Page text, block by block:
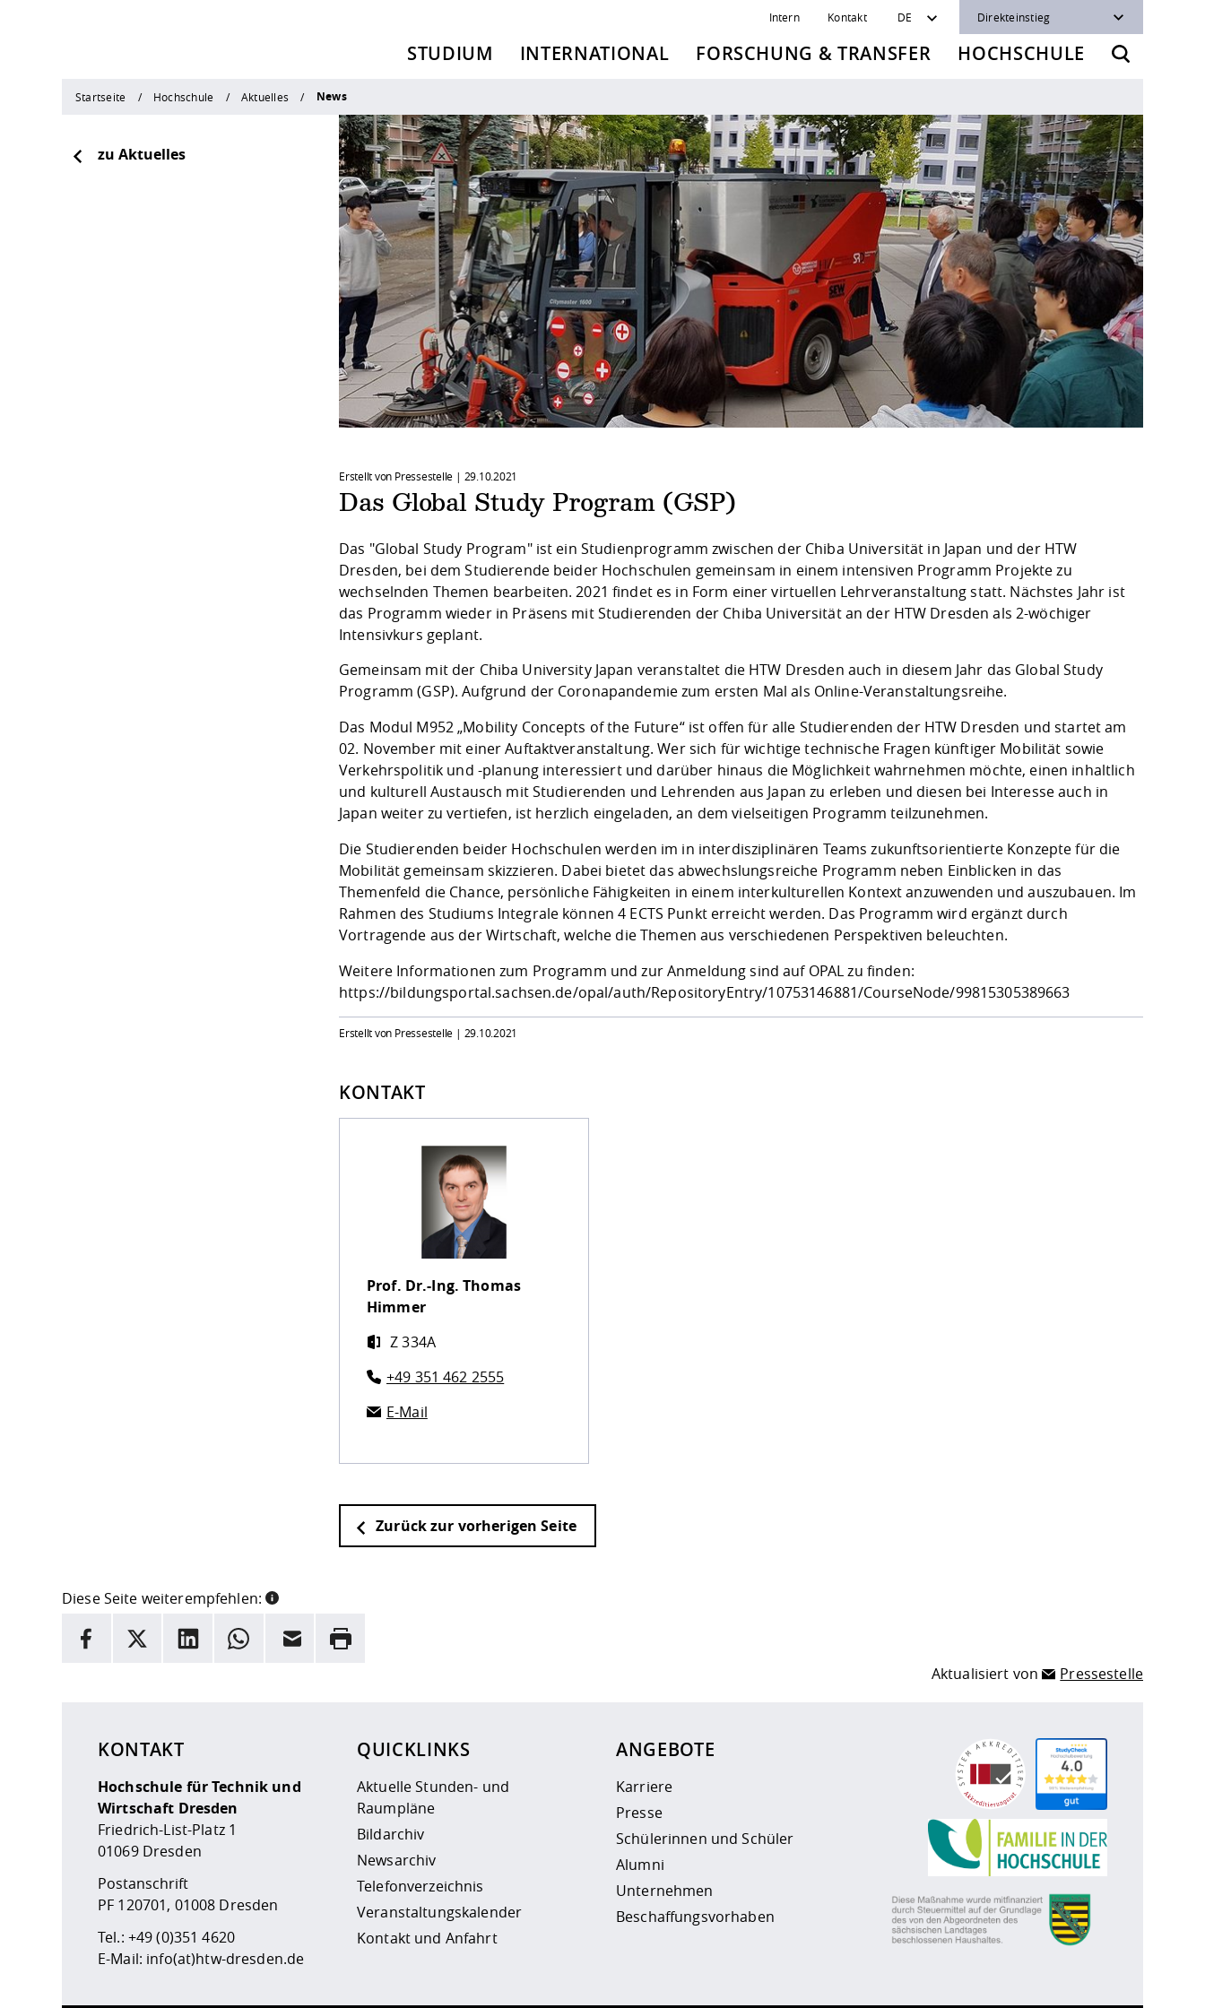
Intern Kontakt DE Direkteinstieg
STUDIUM INTERNATIONAL FORSCHUNG & TRANSFER HOCHSCHULE
Startseite Hochschule Aktuelles News
zu Aktuelles
Erstellt von Pressestelle | 29.10.2021
Das Global Study Program (GSP)
Das "Global Study Program" ist ein Studienprogramm zwischen der Chiba Universität in Japan und der HTW
Dresden, bei dem Studierende beider Hochschulen gemeinsam in einem intensiven Programm Projekte zu
wechselnden Themen bearbeiten. 2021 findet es in Form einer virtuellen Lehrveranstaltung statt. Nächstes Jahr ist
das Programm wieder in Präsens mit Studierenden der Chiba Universität an der HTW Dresden als 2-wöchiger
Intensivkurs geplant.
Gemeinsam mit der Chiba University Japan veranstaltet die HTW Dresden auch in diesem Jahr das Global Study
Programm (GSP). Aufgrund der Coronapandemie zum ersten Mal als Online-Veranstaltungsreihe.
Das Modul M952 „Mobility Concepts of the Future“ ist offen für alle Studierenden der HTW Dresden und startet am
02. November mit einer Auftaktveranstaltung. Wer sich für wichtige technische Fragen künftiger Mobilität sowie
Verkehrspolitik und -planung interessiert und darüber hinaus die Möglichkeit wahrnehmen möchte, einen inhaltlich
und kulturell Austausch mit Studierenden und Lehrenden aus Japan zu erleben und diesen bei Interesse auch in
Japan weiter zu vertiefen, ist herzlich eingeladen, an dem vielseitigen Programm teilzunehmen.
Die Studierenden beider Hochschulen werden im in interdisziplinären Teams zukunftsorientierte Konzepte für die
Mobilität gemeinsam skizzieren. Dabei bietet das abwechslungsreiche Programm neben Einblicken in das
Themenfeld die Chance, persönliche Fähigkeiten in einem interkulturellen Kontext anzuwenden und auszubauen. Im
Rahmen des Studiums Integrale können 4 ECTS Punkt erreicht werden. Das Programm wird ergänzt durch
Vortragende aus der Wirtschaft, welche die Themen aus verschiedenen Perspektiven beleuchten.
Weitere Informationen zum Programm und zur Anmeldung sind auf OPAL zu finden:
https://bildungsportal.sachsen.de/opal/auth/RepositoryEntry/10753146881/CourseNode/99815305389663
Erstellt von Pressestelle | 29.10.2021
KONTAKT
Prof. Dr.-Ing.Thomas
Himmer
Z 334A
+49 351 462 2555
E-Mail
Zurück zur vorherigen Seite
Diese Seite weiterempfehlen:
INFORMATION
Facebook
X LinkedInWhatsappE-Mail Drucken
Aktualisiert von Pressestelle
KONTAKT
Hochschule für Technik und
Wirtschaft Dresden
Friedrich-List-Platz 1
01069 Dresden
Postanschrift
PF 120701, 01008 Dresden
Tel.: +49 (0)351 4620
E-Mail: info(at)htw-dresden.de
QUICKLINKS
Aktuelle Stunden- und
Raumpläne
Bildarchiv
Newsarchiv
Telefonverzeichnis
Veranstaltungskalender
Kontakt und Anfahrt
ANGEBOTE
Karriere
Presse
Schülerinnen und Schüler
Alumni
Unternehmen
Beschaffungsvorhaben